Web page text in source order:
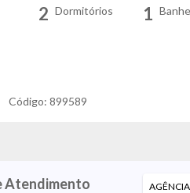
2 Dormitórios 1
Código: 899589
Atendimento